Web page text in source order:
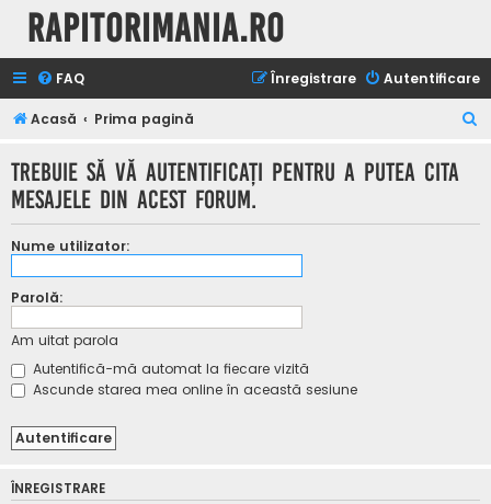
Rapitorimania.ro
FAQ Autentificare
Înregistrare
Acasă Prima pagină
Trebuie să vă autentificaţi pentru a putea cita
mesajele din acest forum.
Nume utilizator:
Parolă:
Am uitat parola
Autentifică-mă automat la fiecare vizită
Ascunde starea mea online în această sesiune
ÎNREGISTRARE